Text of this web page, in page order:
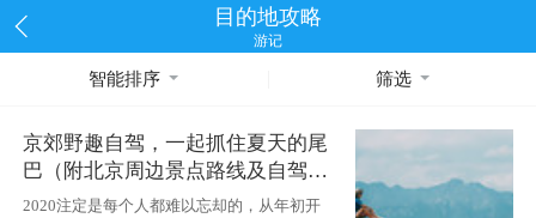
目的地攻略
游记
智能排序 筛选
京郊野趣自驾，一起抓住夏天的尾
巴（附北京周边景点路线及自驾攻
略）
2020注定是每个人都难以忘却的，从年初开